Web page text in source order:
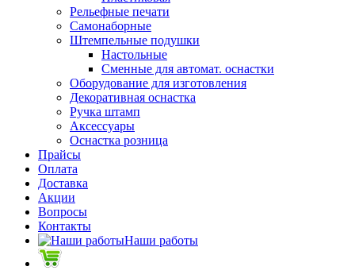
Рельефные печати
Самонаборные
Штемпельные подушки
Настольные
Сменные для автомат. оснастки
Оборудование для изготовления
Декоративная оснастка
Ручка штамп
Аксессуары
Оснастка розница
Прайсы
Оплата
Доставка
Акции
Вопросы
Контакты
Наши работы